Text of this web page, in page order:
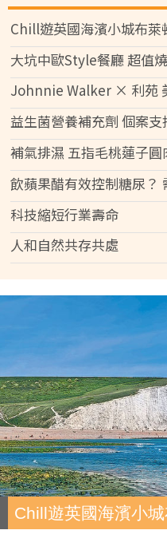
Chill遊英國海濱小城布萊
大坑中歐Style餐廳 超值
Johnnie Walker × 利苑
益生菌營養補充劑 個案
補氣排濕 五指毛桃蓮子圓
飲蘋果醋有效控制糖尿？
科技縮短行業壽命
人和自然共存共處
Chill遊英國海濱小